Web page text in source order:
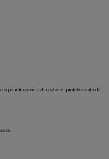
la penetrazione della polvere, protetto contro le